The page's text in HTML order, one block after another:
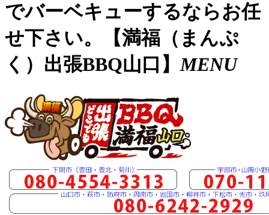
でバーベキューするならお任
せ下さい。【満福（まんぷ
く）出張BBQ山口】MENU